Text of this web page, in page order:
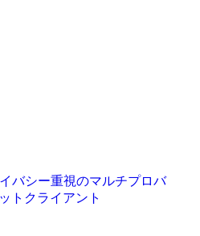
バシー重視のマルチプロバ
トクライアント